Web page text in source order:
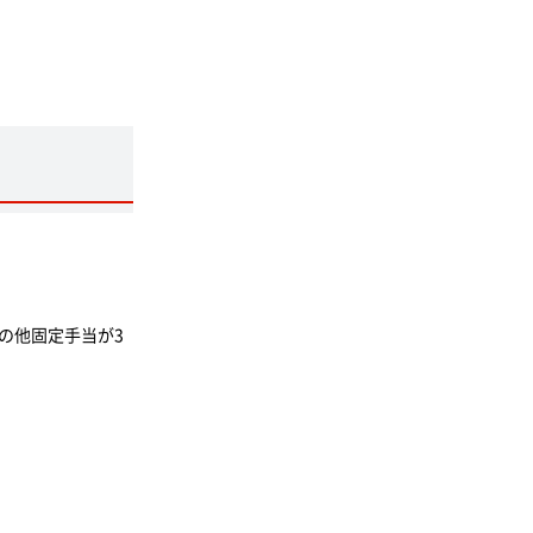
他固定手当が3